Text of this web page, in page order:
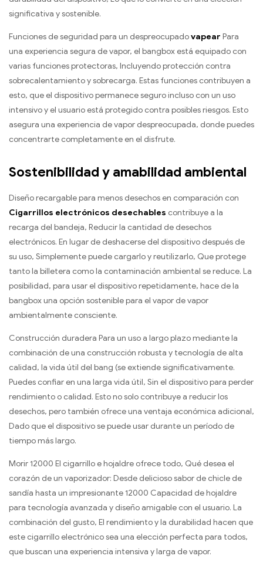
significativa y sostenible.
Funciones de seguridad para un despreocupadovapear Para
una experiencia segura de vapor, el bangbox está equipado con
varias funciones protectoras, Incluyendo protección contra
sobrecalentamiento y sobrecarga. Estas funciones contribuyen a
esto, que el dispositivo permanece seguro incluso con un uso
intensivo y el usuario está protegido contra posibles riesgos. Esto
asegura una experiencia de vapor despreocupada, donde puedes
concentrarte completamente en el disfrute.
Sostenibilidad y amabilidad ambiental
Diseño recargable para menos desechos en comparación con
Cigarrillos electrónicos desechables contribuye a la
recarga del bandeja, Reducir la cantidad de desechos
electrónicos. En lugar de deshacerse del dispositivo después de
su uso, Simplemente puede cargarlo y reutilizarlo, Que protege
tanto la billetera como la contaminación ambiental se reduce. La
posibilidad, para usar el dispositivo repetidamente, hace de la
bangbox una opción sostenible para el vapor de vapor
ambientalmente consciente.
Construcción duradera Para un uso a largo plazo mediante la
combinación de una construcción robusta y tecnología de alta
calidad, la vida útil del bang (se extiende significativamente.
Puedes confiar en una larga vida útil, Sin el dispositivo para perder
rendimiento o calidad. Esto no solo contribuye a reducir los
desechos, pero también ofrece una ventaja económica adicional,
Dado que el dispositivo se puede usar durante un período de
tiempo más largo.
Morir 12000 El cigarrillo e hojaldre ofrece todo, Qué desea el
corazón de un vaporizador: Desde delicioso sabor de chicle de
sandía hasta un impresionante 12000 Capacidad de hojaldre
para tecnología avanzada y diseño amigable con el usuario. La
combinación del gusto, El rendimiento y la durabilidad hacen que
este cigarrillo electrónico sea una elección perfecta para todos,
que buscan una experiencia intensiva y larga de vapor.